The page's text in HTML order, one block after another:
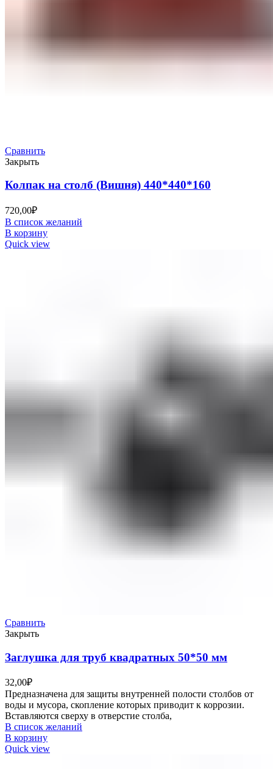
Сравнить
Закрыть
Колпак на столб (Вишня) 440*440*160
720,00₽
В список желаний
В корзину
Quick view
Сравнить
Закрыть
Заглушка для труб квадратных 50*50 мм
32,00₽
Предназначена для защиты внутренней полости столбов от
воды и мусора, скопление которых приводит к коррозии.
Вставляются сверху в отверстие столба,
В список желаний
В корзину
Quick view